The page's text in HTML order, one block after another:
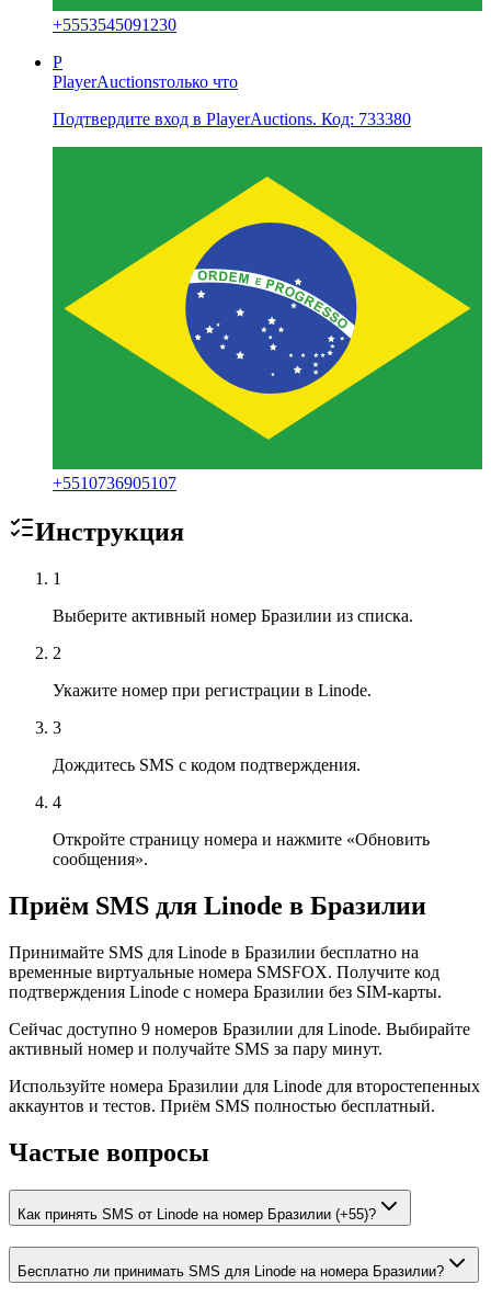
+5553545091230
P
PlayerAuctionsтолько что
Подтвердите вход в PlayerAuctions. Код: 733380
+5510736905107
Инструкция
1
Выберите активный номер Бразилии из списка.
2
Укажите номер при регистрации в Linode.
3
Дождитесь SMS с кодом подтверждения.
4
Откройте страницу номера и нажмите «Обновить
сообщения».
Приём SMS для Linode в Бразилии
Принимайте SMS для Linode в Бразилии бесплатно на
временные виртуальные номера SMSFOX. Получите код
подтверждения Linode с номера Бразилии без SIM-карты.
Сейчас доступно 9 номеров Бразилии для Linode. Выбирайте
активный номер и получайте SMS за пару минут.
Используйте номера Бразилии для Linode для второстепенных
аккаунтов и тестов. Приём SMS полностью бесплатный.
Частые вопросы
Как принять SMS от Linode на номер Бразилии (+55)?
Бесплатно ли принимать SMS для Linode на номера Бразилии?